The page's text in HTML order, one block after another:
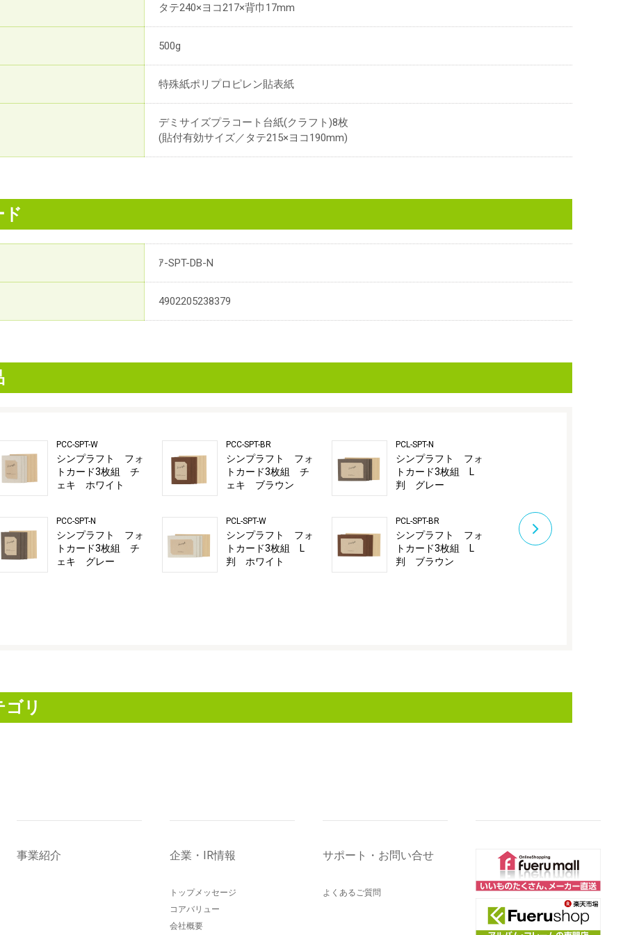
タテ240×ヨコ217×背巾17mm
500g
特殊紙ポリプロピレン貼表紙
デミサイズプラコート台紙(クラフト)8枚
(貼付有効サイズ／タテ215×ヨコ190mm)
ｱ-SPT-DB-N
4902205238379
PCC-SPT-W
シンプラフト フォ
トカード3枚組 チ
ェキ ホワイト
PCC-SPT-N
シンプラフト フォ
トカード3枚組 チ
ェキ グレー
PCC-SPT-BR
シンプラフト フォ
トカード3枚組 チ
ェキ ブラウン
PCL-SPT-W
シンプラフト フォ
トカード3枚組 L
判 ホワイト
PCL-SPT-N
シンプラフト フォ
トカード3枚組 L
判 グレー
PCL-SPT-BR
シンプラフト フォ
トカード3枚組 L
判 ブラウン
リ
事業紹介 企業・IR情報
トップメッセージ
コアバリュー
会社概要
サポート・お問い合せ
よくあるご質問